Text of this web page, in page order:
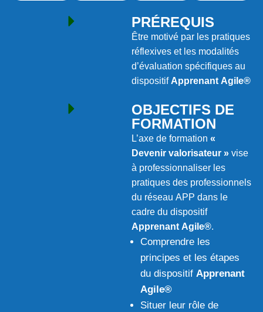
PRÉREQUIS
Être motivé par les pratiques
réflexives et les modalités
d’évaluation spécifiques au
dispositif Apprenant Agile®
OBJECTIFS DE
FORMATION
L’axe de formation «
Devenir valorisateur » vise
à professionnaliser les
pratiques des professionnels
du réseau APP dans le
cadre du dispositif
Apprenant Agile®.
Comprendre les
principes et les étapes
du dispositif Apprenant
Agile®
Situer leur rôle de